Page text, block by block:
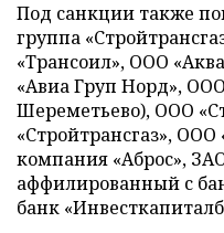
Под санкции также
группа
«Трансоил», ООО
«Авиа Груп Норд»,
Шереметьево), ООО
«Стройтрансгаз»,
компания «Аброс»,
аффилированный с
банк